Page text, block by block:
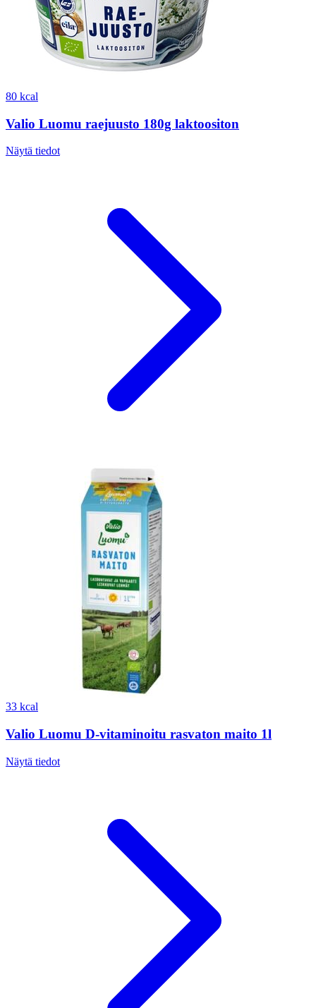
80 kcal
Valio Luomu raejuusto 180g laktoositon
Näytä tiedot
33 kcal
Valio Luomu D-vitaminoitu rasvaton maito 1l
Näytä tiedot